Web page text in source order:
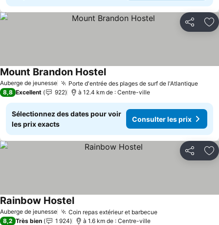
Partager
Auberge de jeunesse Porte d'entrée des plages de surf de l'Atlantique
Mount Brandon Hostel
8,8 Excellent 922 à 12.4 km de : Centre-ville
Sélectionnez des dates pour voir
les prix exacts
Consulter les prix
Partager
Auberge de jeunesse Coin repas extérieur et barbecue
Rainbow Hostel
8,2 Très bien 1 924 à 1.6 km de : Centre-ville